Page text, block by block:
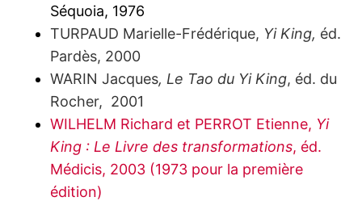
Séquoia, 1976
TURPAUD Marielle-Frédérique, Yi King, éd.
Pardès, 2000
WARIN Jacques, Le Tao du Yi King, éd. du
Rocher, 2001
WILHELM Richard et PERROT Etienne, Yi
King : Le Livre des transformations, éd.
Médicis, 2003 (1973 pour la première
édition)